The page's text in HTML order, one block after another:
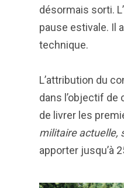
désormais sorti.
pause estivale. Il
technique.
L’attribution du
dans l’objectif
de livrer les
militaire actuelle,
apporter jusqu’à